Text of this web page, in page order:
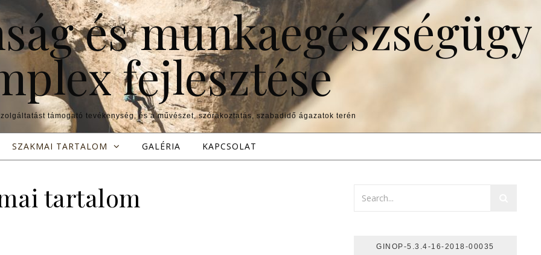
és munkaegészségügy
fejlesztése
támogató tevékenység, és a művészet, szórakoztatás, szabadidő ágazatok terén
SZAKMAI TARTALOM GALÉRIA KAPCSOLAT
tartalom
GINOP-5.3.4-16-2018-00035